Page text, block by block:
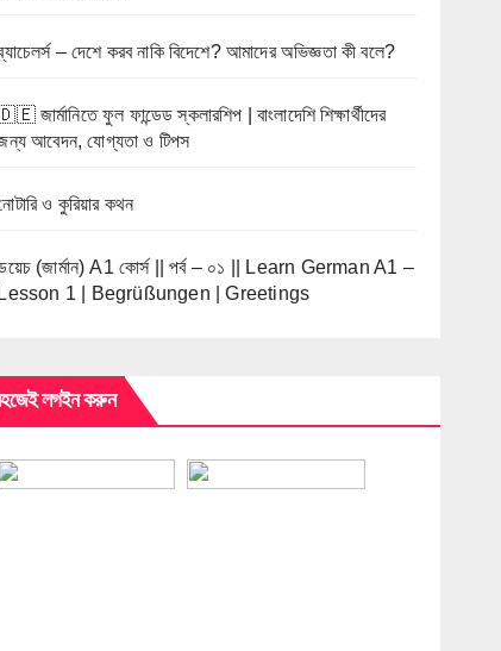
– দেশে করব নাকি বিদেশে? আমাদের অভিজ্ঞতা কী বলে?
জার্মানিতে ফুল ফান্ডেড স্কলারশিপ | বাংলাদেশি শিক্ষার্থীদের
আবেদন, যোগ্যতা ও টিপস
ও কুরিয়ার কথন
(জার্মান) A1 কোর্স || পর্ব – ০১ || Learn German A1 –
Lesson 1 | Begrüßungen | Greetings
লগইন করুন